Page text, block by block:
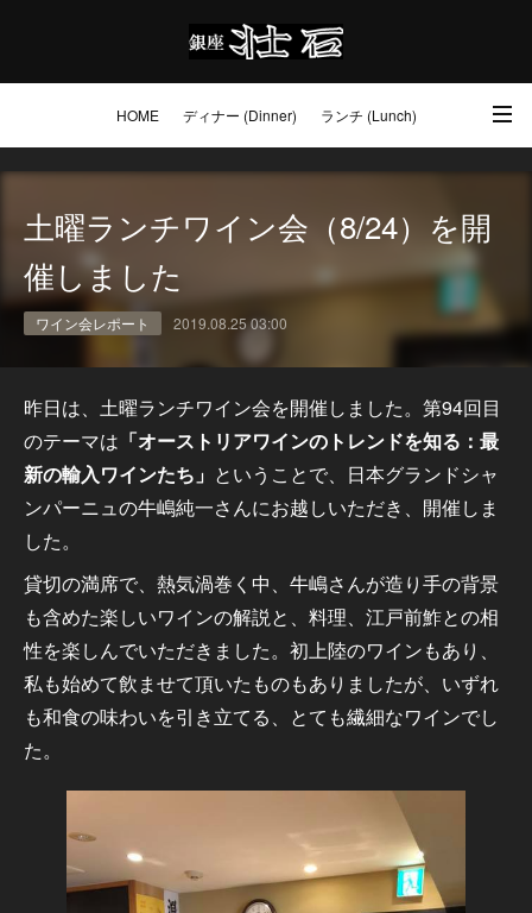
HOME ディナー (Dinner) ランチ (Lunch)
アクセス・ご予約 (Access / Reservations) ワイン (Wine) お土産 (Go to)
土曜ランチワイン会（8/24）を開
催しました
ワイン会レポート 2019.08.25 03:00
昨日は、土曜ランチワイン会を開催しました。第94回目
のテーマは 「オーストリアワインのトレンドを知る：最
新の輸入ワインたち」 ということで、日本グランドシャ
ンパーニュの牛嶋純一さんにお越しいただき、開催しま
した。
貸切の満席で、熱気渦巻く中、牛嶋さんが造り手の背景
も含めた楽しいワインの解説と、料理、江戸前鮓との相
性を楽しんでいただきました。初上陸のワインもあり、
私も始めて飲ませて頂いたものもありましたが、いずれ
も和食の味わいを引き立てる、とても繊細なワインでし
た。